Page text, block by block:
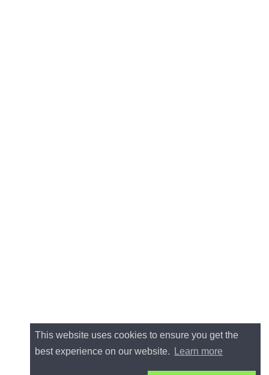
This website uses cookies to ensure you get the
best experience on our website.
Learn more